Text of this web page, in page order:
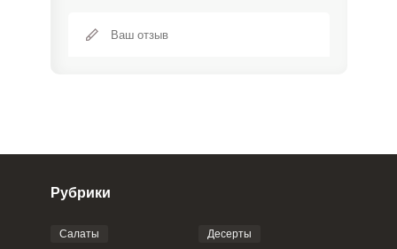
Рубрики
Салаты Десерты